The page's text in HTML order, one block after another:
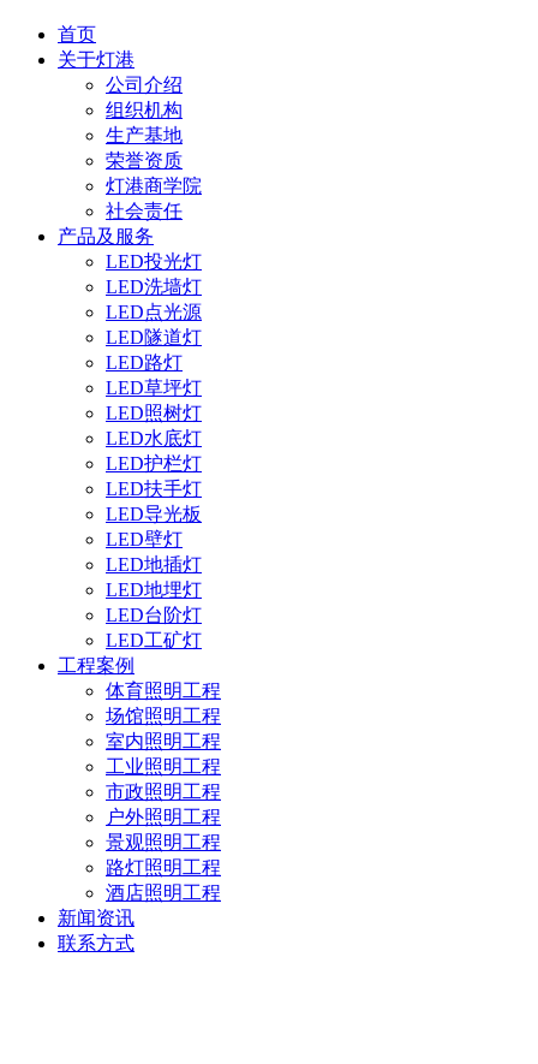
首页
关于灯港
公司介绍
组织机构
生产基地
荣誉资质
灯港商学院
社会责任
产品及服务
LED投光灯
LED洗墙灯
LED点光源
LED隧道灯
LED路灯
LED草坪灯
LED照树灯
LED水底灯
LED护栏灯
LED扶手灯
LED导光板
LED壁灯
LED地插灯
LED地埋灯
LED台阶灯
LED工矿灯
工程案例
体育照明工程
场馆照明工程
室内照明工程
工业照明工程
市政照明工程
户外照明工程
景观照明工程
路灯照明工程
酒店照明工程
新闻资讯
联系方式